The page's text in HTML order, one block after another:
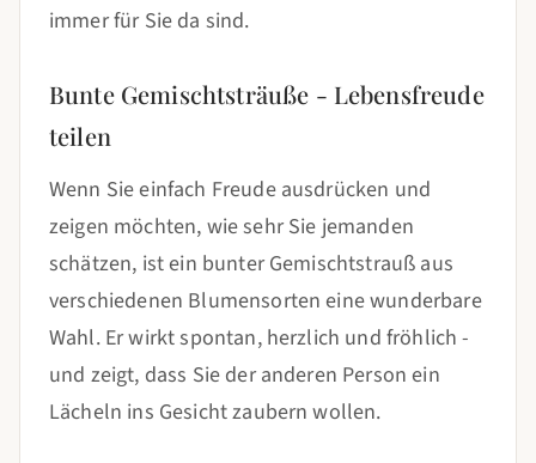
immer für Sie da sind.
Bunte Gemischtsträuße - Lebensfreude
teilen
Wenn Sie einfach Freude ausdrücken und
zeigen möchten, wie sehr Sie jemanden
schätzen, ist ein bunter Gemischtstrauß aus
verschiedenen Blumensorten eine wunderbare
Wahl. Er wirkt spontan, herzlich und fröhlich -
und zeigt, dass Sie der anderen Person ein
Lächeln ins Gesicht zaubern wollen.